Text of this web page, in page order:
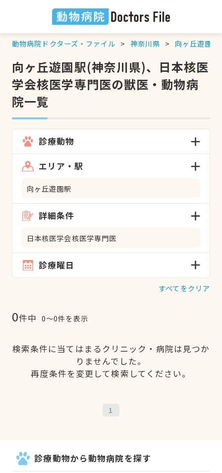
動物病院ドクターズ・ファイル 神奈川県 向ヶ丘遊園駅
向ヶ丘遊園駅(神奈川県)、日本核医
学会核医学専門医の獣医・動物病
院一覧
診療動物
エリア・駅
向ヶ丘遊園駅
詳細条件
日本核医学会核医学専門医
診療曜日
すべてをクリア
0件中 0〜0件を表示
検索条件に当てはまるクリニック・病院は見つか
りませんでした。
再度条件を変更して検索してください。
1
診療動物から動物病院を探す